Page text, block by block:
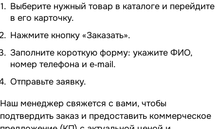
Выберите нужный товар в каталоге и перейдите
в его карточку.
Нажмите кнопку «Заказать».
Заполните короткую форму: укажите ФИО,
номер телефона и e‑mail.
Отправьте заявку.
Наш менеджер свяжется с вами, чтобы
подтвердить заказ и предоставить коммерческое